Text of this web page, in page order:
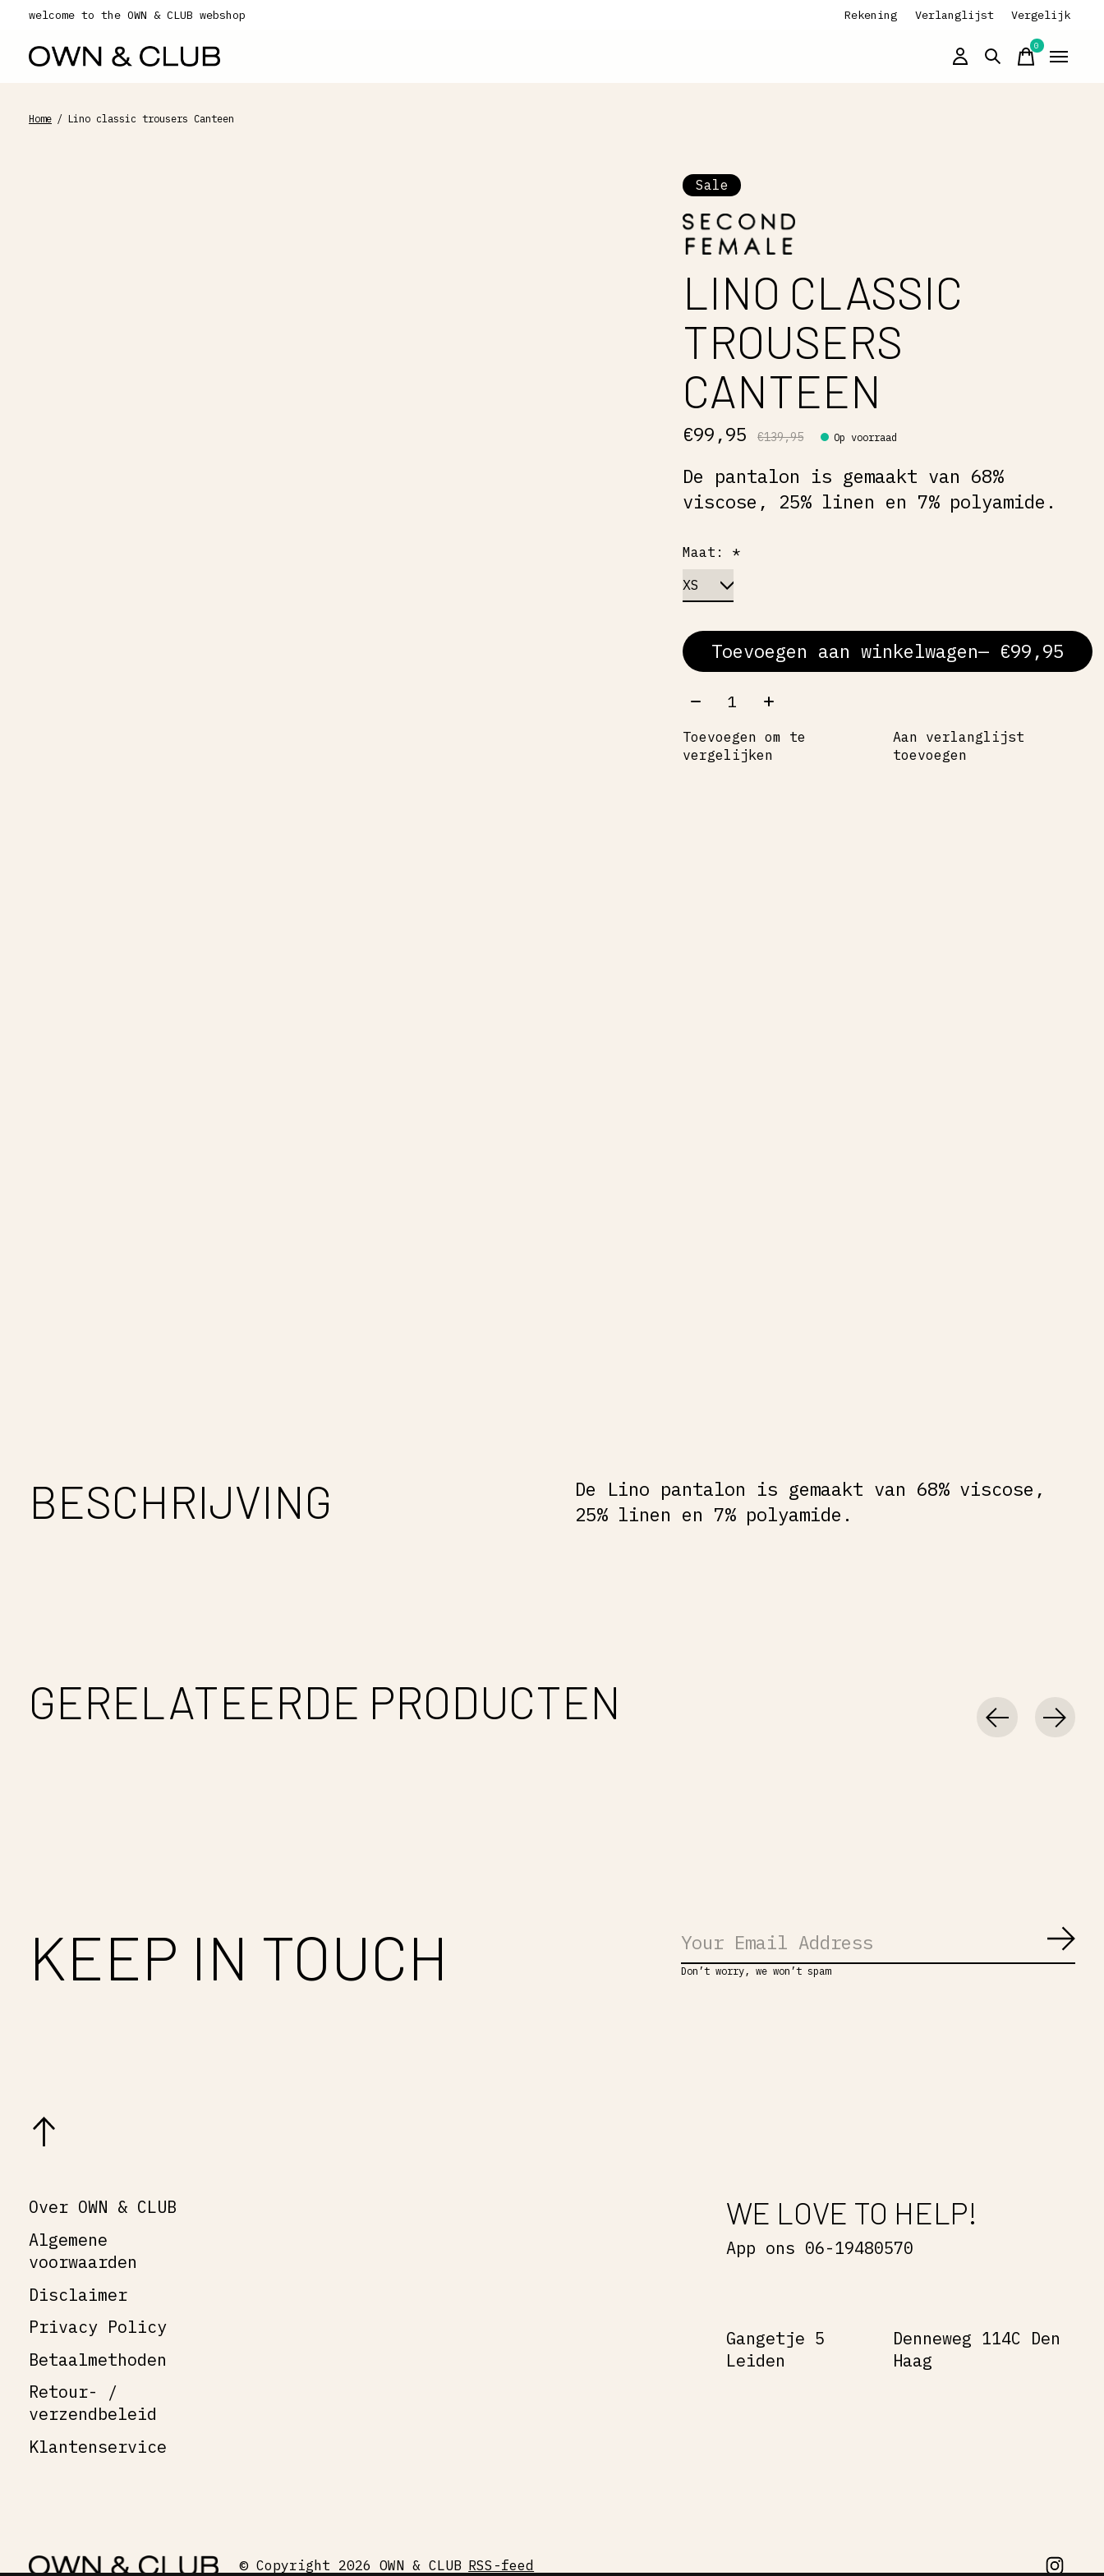
welcome to the OWN & CLUB webshop Rekening Verlanglijst Vergelijk
0items
Home / Lino classic trousers Canteen
Sale
LINO CLASSIC
TROUSERS
CANTEEN
€99,95€139,95 Op voorraad
De pantalon is gemaakt van 68%
viscose, 25% linen en 7% polyamide.
Maat: *
Toevoegen aan winkelwagen
— €99,95
Aantal:
Toevoegen om te
vergelijken
Aan verlanglijst
toevoegen
BESCHRIJVING
De Lino pantalon is gemaakt van 68% viscose,
25% linen en 7% polyamide.
GERELATEERDE PRODUCTEN
KEEP IN TOUCH Don’t worry, we won’t spam
Over OWN & CLUB
Algemene
voorwaarden
Disclaimer
Privacy Policy
Betaalmethoden
Retour- /
verzendbeleid
Klantenservice
WE LOVE TO HELP!
App ons 06-19480570
Gangetje 5
Leiden
Denneweg 114C Den
Haag
© Copyright 2026 OWN & CLUB RSS-feed